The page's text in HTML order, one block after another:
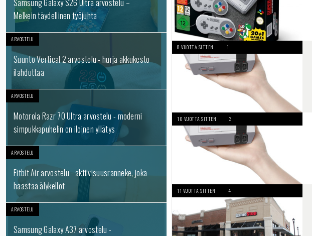
Samsung Galaxy S26 Ultra arvostelu –
Melkein täydellinen työjuhta
ARVOSTELU
Suunto Vertical 2 arvostelu - hurja akkukesto
ilahduttaa
ARVOSTELU
Motorola Razr 70 Ultra arvostelu - moderni
simpukkapuhelin on iloinen yllätys
ARVOSTELU
Fitbit Air arvostelu - aktiivisuusranneke, joka
haastaa älykellot
ARVOSTELU
Samsung Galaxy A37 arvostelu -
8 VUOTTA SITTEN 1
10 VUOTTA SITTEN 3
11 VUOTTA SITTEN 4